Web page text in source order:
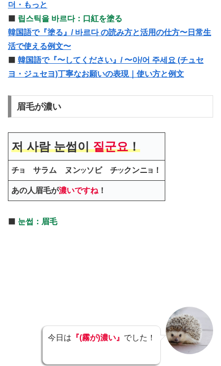
더・もっと
립스틱을 바르다：口紅を塗る
韓国語で『塗る』/ 바르다 の読み方と活用の仕方〜日常生
活で使える例文〜
韓国語で『〜してください』/ 〜아/어 주세요 (チュセ
ヨ・ジュセヨ)丁寧なお願いの表現｜使い方と例文
眉毛が濃い
저 사람 눈썹이짙군요！
チヨ サラム ヌンツソビ チツクンニヨ ！
あの人眉毛が濃いですね ！
눈썹：眉毛
今日は 『(霧が)濃い』 でした！